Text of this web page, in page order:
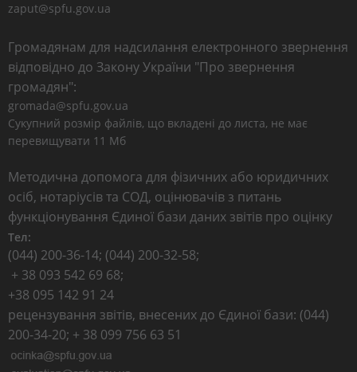
zaput@spfu.gov.ua
Громадянам для надсилання електронного звернення
відповідно до Закону України "Про звернення
громадян":
gromada@spfu.gov.ua
Сукупний розмір файлів, що вкладені до листа, не має
перевищувати 11 Мб
Методична допомога для фізичних або юридичних
осіб, нотаріусів та СОД, оцінювачів з питань
функціонування Єдиної бази даних звітів про оцінку
Тел:
(044) 200-36-14; (044) 200-32-58;
+ 38 093 542 69 68;
+38 095 142 91 24
рецензування звітів, внесених до Єдиної бази: (044)
200-34-20; + 38 099 756 63 51